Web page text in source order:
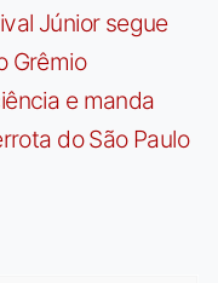
Júnior segue
Grêmio
e manda
do São Paulo